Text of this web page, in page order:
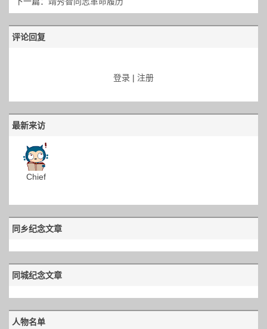
评论回复
登录 | 注册
最新来访
Chief
同乡纪念文章
同城纪念文章
人物名单